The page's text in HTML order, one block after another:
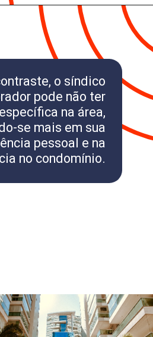
o síndico
pode não ter
na área,
se mais em sua
pessoal e na
no condomínio.